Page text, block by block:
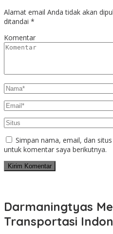
Alamat email Anda tidak akan
ditandai *
Komentar
Simpan nama, email, dan
untuk komentar saya berikutnya.
Darmaningtyas
Transportasi